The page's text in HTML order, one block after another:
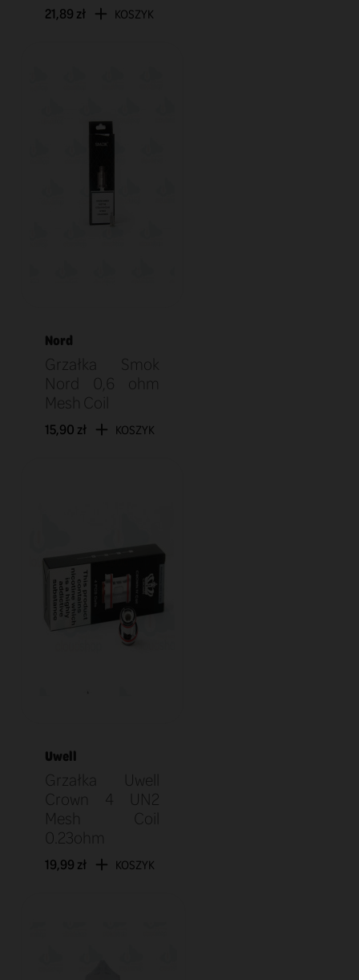
21,89 zł KOSZYK
Nord
Grzałka Smok
Nord 0,6 ohm
Mesh Coil
15,90 zł KOSZYK
Uwell
Grzałka Uwell
Crown 4 UN2
Mesh Coil
0.23ohm
19,99 zł KOSZYK